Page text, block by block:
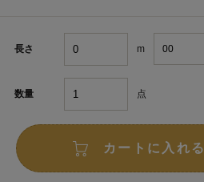
長さ m
数量 点
カートに入れる